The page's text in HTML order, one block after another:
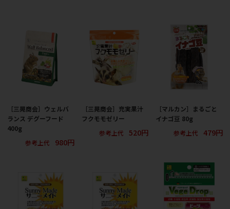
［三晃商会］ウェルバ
ランス デグーフード
400g
参考上代
980円
［三晃商会］充実果汁
フクモモゼリー
参考上代
520円
［マルカン］まるごと
イナゴ豆 80g
参考上代
479円